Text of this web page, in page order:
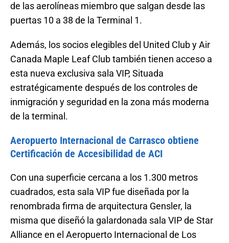
de las aerolíneas miembro que salgan desde las
puertas 10 a 38 de la Terminal 1.
Además, los socios elegibles del United Club y Air
Canada Maple Leaf Club también tienen acceso a
esta nueva exclusiva sala VIP, Situada
estratégicamente después de los controles de
inmigración y seguridad en la zona más moderna
de la terminal.
Aeropuerto Internacional de Carrasco obtiene
Certificación de Accesibilidad de ACI
Con una superficie cercana a los 1.300 metros
cuadrados, esta sala VIP fue diseñada por la
renombrada firma de arquitectura Gensler, la
misma que diseñó la galardonada sala VIP de Star
Alliance en el Aeropuerto Internacional de Los